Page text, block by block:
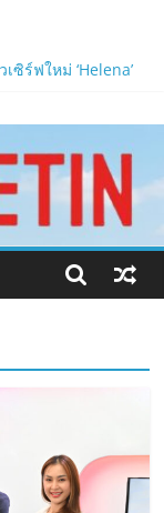
ซิร์ฟใหม่ ‘Helena’
โฟมอาบแห้งสัตว์
ใหม่ของ
เซิร์ฟฯ ใหม่